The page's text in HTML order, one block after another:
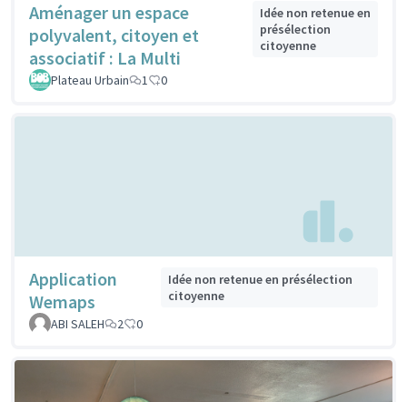
Aménager un espace
polyvalent, citoyen et
associatif : La Multi
Idée non retenue en
présélection
citoyenne
Plateau Urbain 1 0
Application
Wemaps
Idée non retenue en présélection
citoyenne
ABI SALEH
2 0